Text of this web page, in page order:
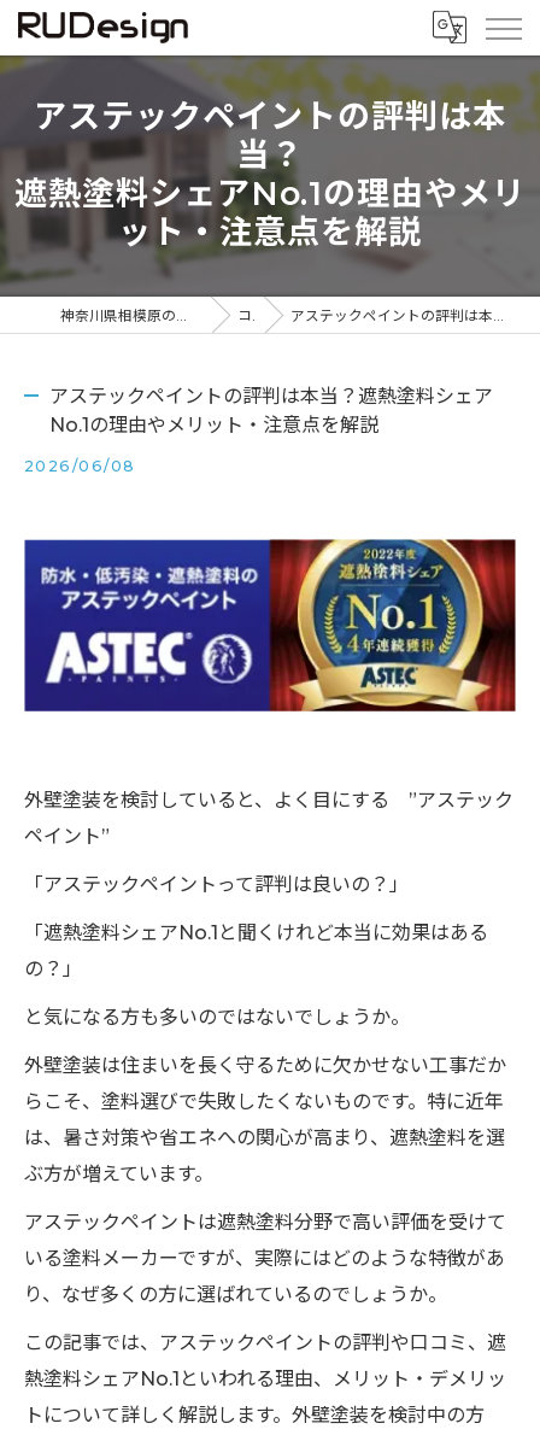
アステックペイントの評判は本
当？
遮熱塗料シェアNo.1の理由やメリ
ット・注意点を解説
神奈川県相模原の塗装なら株式会社アールユーデザイン コラム アステックペイントの評判は本当？遮熱塗料シェアNo.1の理由やメリット・注意点を解説
アステックペイントの評判は本当？遮熱塗料シェア
No.1の理由やメリット・注意点を解説
2026/06/08
外壁塗装を検討していると、よく目にする ”アステック
ペイント”
「アステックペイントって評判は良いの？」
「遮熱塗料シェアNo.1と聞くけれど本当に効果はある
の？」
と気になる方も多いのではないでしょうか。
外壁塗装は住まいを長く守るために欠かせない工事だか
らこそ、塗料選びで失敗したくないものです。特に近年
は、暑さ対策や省エネへの関心が高まり、遮熱塗料を選
ぶ方が増えています。
アステックペイントは遮熱塗料分野で高い評価を受けて
いる塗料メーカーですが、実際にはどのような特徴があ
り、なぜ多くの方に選ばれているのでしょうか。
この記事では、アステックペイントの評判や口コミ、遮
熱塗料シェアNo.1といわれる理由、メリット・デメリッ
トについて詳しく解説します。外壁塗装を検討中の方